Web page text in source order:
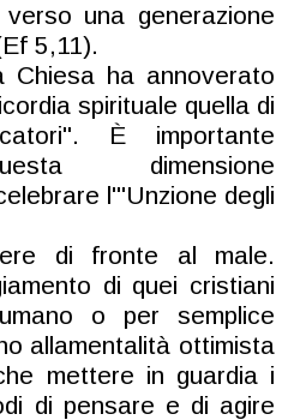
una generazione
Ef 5,11).
Chiesa ha annoverato
spirituale quella di
È importante
dimensione
l'"Unzione degli
di fronte al male.
di quei cristiani
o per semplice
allamentalità ottimista
mettere in guardia i
di pensare e di agire